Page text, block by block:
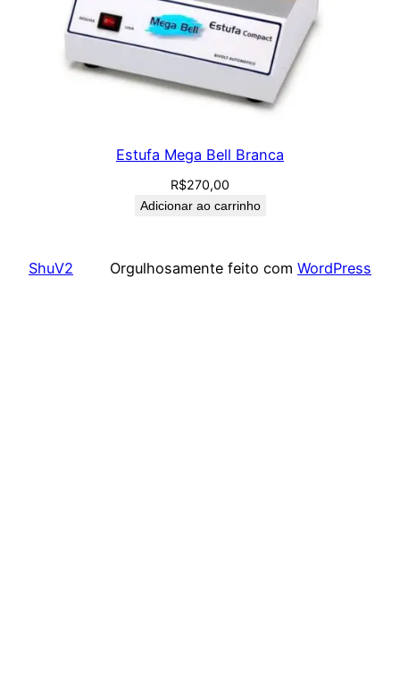
Estufa Mega Bell Branca
R$270,00
Adicionar ao carrinho
ShuV2 Orgulhosamente feito com WordPress